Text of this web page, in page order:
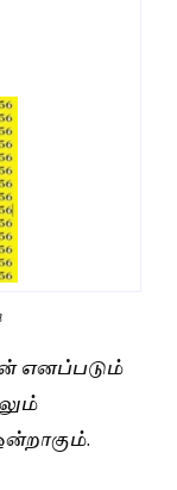
எனப்படும்